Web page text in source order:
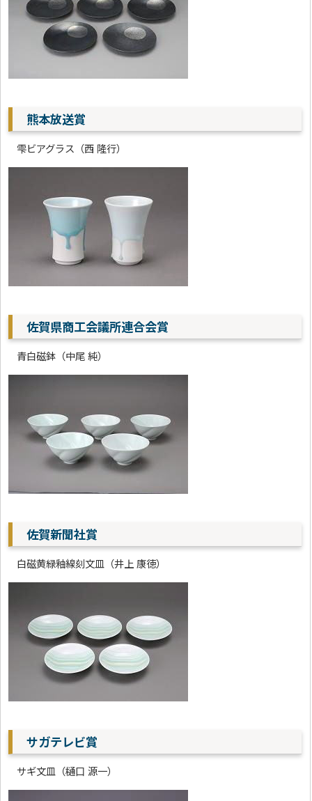
熊本放送賞
雫ビアグラス（西 隆行）
佐賀県商工会議所連合会賞
青白磁鉢（中尾 純）
佐賀新聞社賞
白磁黄緑釉線刻文皿（井上 康徳）
サガテレビ賞
サギ文皿（樋口 源一）